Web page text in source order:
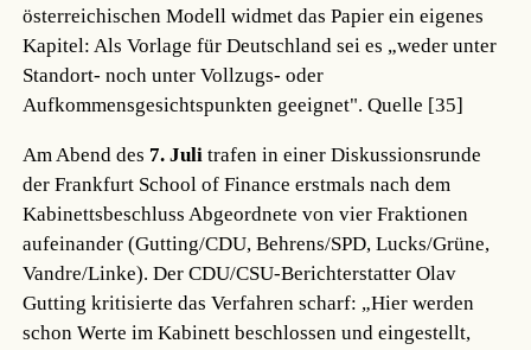
österreichischen Modell widmet das Papier ein eigenes
Kapitel: Als Vorlage für Deutschland sei es „weder unter
Standort- noch unter Vollzugs- oder
Aufkommensgesichtspunkten geeignet".Quelle [35]
Am Abend des 7. Juli trafen in einer Diskussionsrunde
der Frankfurt School of Finance erstmals nach dem
Kabinettsbeschluss Abgeordnete von vier Fraktionen
aufeinander (Gutting/CDU, Behrens/SPD, Lucks/Grüne,
Vandre/Linke). Der CDU/CSU-Berichterstatter Olav
Gutting kritisierte das Verfahren scharf: „Hier werden
schon Werte im Kabinett beschlossen und eingestellt,